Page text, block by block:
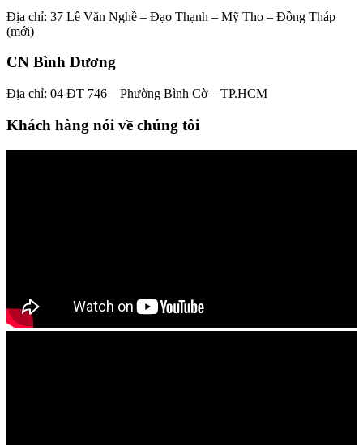
Địa chỉ: 37 Lê Văn Nghề – Đạo Thạnh – Mỹ Tho – Đồng Tháp
(mới)
CN Bình Dương
Địa chỉ: 04 ĐT 746 – Phường Bình Cờ – TP.HCM
Khách hàng nói về chúng tôi